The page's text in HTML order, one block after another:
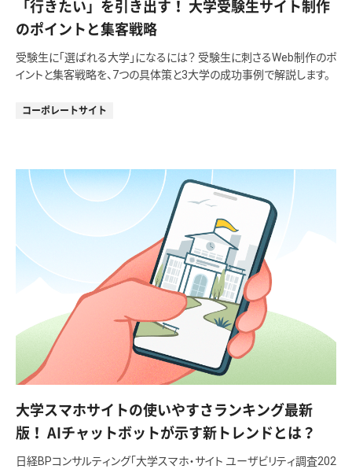
「行きたい」を引き出す！ 大学受験生サイト制作
のポイントと集客戦略
受験生に「選ばれる大学」になるには？ 受験生に刺さるWeb制作のポ
イントと集客戦略を、7つの具体策と3大学の成功事例で解説します。
コーポレートサイト
大学スマホサイトの使いやすさランキング最新
版！ AIチャットボットが示す新トレンドとは？
日経BPコンサルティング「大学スマホ・サイト ユーザビリティ調査202